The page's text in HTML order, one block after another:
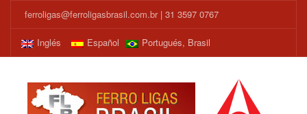
ferroligas@ferroligasbrasil.com.br| 31 3597 0767
Inglés Español Portugués, Brasil